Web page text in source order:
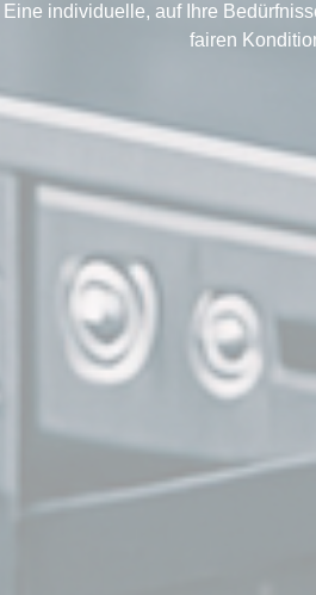
Eine individuelle, auf Ihre
fairen